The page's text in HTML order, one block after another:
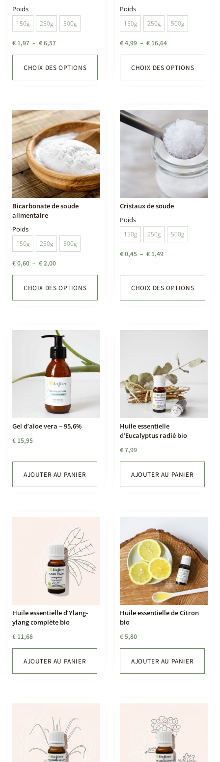
Poids
150g 250g 500g
€ 1,97 – €6,57
CHOIX DES OPTIONS
Poids
150g 250g 500g
€4,99 – € 16,64
CHOIX DES OPTIONS
Bicarbonate de soude
alimentaire
Poids
150g 250g 500g
€0,60 – €2,00
CHOIX DES OPTIONS
Cristaux de soude
Poids
150g 250g 500g
€0,45 – € 1,49
CHOIX DES OPTIONS
Gel d’aloe vera – 95,6%
€ 15,95
AJOUTER AU PANIER
Huile essentielle
d’Eucalyptus radié bio
€7,99
AJOUTER AU PANIER
Huile essentielle d’Ylang-
ylang complète bio
€ 11,68
AJOUTER AU PANIER
Huile essentielle de Citron
bio
€5,80
AJOUTER AU PANIER